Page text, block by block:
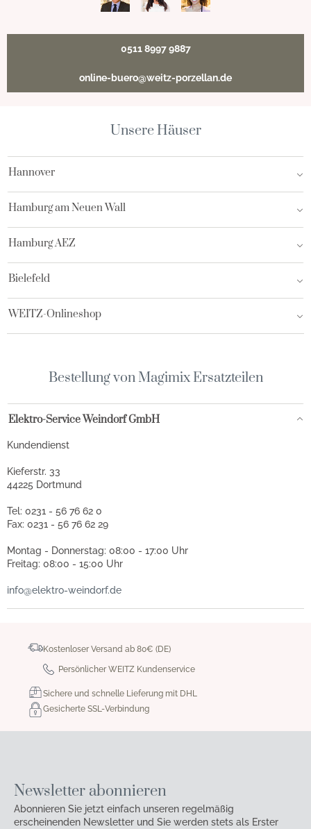
0511 8997 9887
online-buero@weitz-porzellan.de
Unsere Häuser
Hannover
Hamburg am Neuen Wall
Hamburg AEZ
Bielefeld
WEITZ-Onlineshop
Bestellung von Magimix Ersatzteilen
Elektro-Service Weindorf GmbH
Kundendienst
Kieferstr. 33
44225 Dortmund
Tel: 0231 - 56 76 62 0
Fax: 0231 - 56 76 62 29
Montag - Donnerstag: 08:00 - 17:00 Uhr
Freitag: 08:00 - 15:00 Uhr
info@elektro-weindorf.de
Kostenloser Versand ab 80€ (DE)
Persönlicher WEITZ Kundenservice
Sichere und schnelle Lieferung mit DHL
Gesicherte SSL-Verbindung
Newsletter abonnieren
Abonnieren Sie jetzt einfach unseren regelmäßig
erscheinenden Newsletter und Sie werden stets als Erster